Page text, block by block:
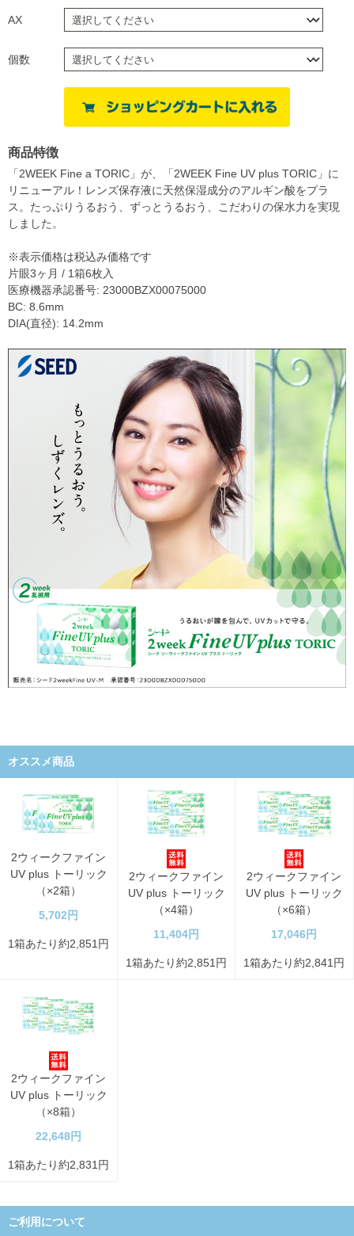
AX
個数
商品特徴
「2WEEK Fine a TORIC」が、「2WEEK Fine UV plus TORIC」に
リニューアル！レンズ保存液に天然保湿成分のアルギン酸をプラ
ス。たっぷりうるおう、ずっとうるおう、こだわりの保水力を実現
しました。
※表示価格は税込み価格です
片眼3ヶ月 / 1箱6枚入
医療機器承認番号: 23000BZX00075000
BC: 8.6mm
DIA(直径): 14.2mm
オススメ商品
2ウィークファイン
UV plus トーリック
（×2箱）
5,702円
1箱あたり約2,851円
2ウィークファイン
UV plus トーリック
（×4箱）
11,404円
1箱あたり約2,851円
2ウィークファイン
UV plus トーリック
（×6箱）
17,046円
1箱あたり約2,841円
2ウィークファイン
UV plus トーリック
（×8箱）
22,648円
1箱あたり約2,831円
ご利用について